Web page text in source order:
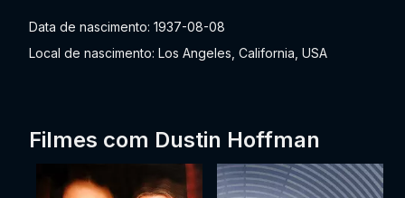
Data de nascimento: 1937-08-08
Local de nascimento: Los Angeles, California, USA
Filmes com Dustin Hoffman